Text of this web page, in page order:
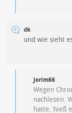
dk
und wie sieht
Jorim66
Wegen
nachlesen.
hatte, hieß